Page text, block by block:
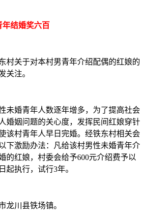
年结婚奖六百
村关于对本村男青年介绍配偶的红娘的
关注。
未婚青年人数逐年增多，为了提高社会
婚姻问题的关心度，发挥民间红娘穿针
该村青年人早日完婚。经铁东村相关会
下激励办法：凡给该村男性未婚青年介
的红娘，村委会给予600元介绍费予以
起执行，试行3年。
龙川县铁场镇。